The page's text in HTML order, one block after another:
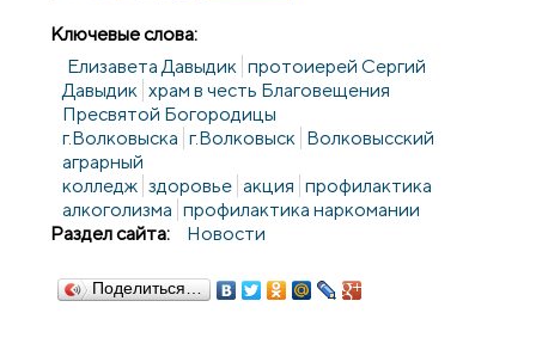
Ключевые слова:
Елизавета Давыдик протоиерей Сергий
Давыдик храм в честь Благовещения
Пресвятой Богородицы
г.Волковыска г.Волковыск Волковысский
аграрный
колледж здоровье акция профилактика
алкоголизма профилактика наркомании
Раздел сайта:
Новости
Поделиться…